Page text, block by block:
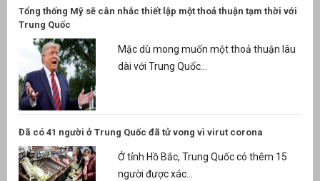
Tổng thống Mỹ sẽ cân nhắc thiết lập một thoả thuận tạm thời với
Trung Quốc
Mặc dù mong muốn một thoả thuận lâu
dài với Trung Quốc...
Đã có 41 người ở Trung Quốc đã tử vong vì virut corona
Ở tỉnh Hồ Bắc, Trung Quốc có thêm 15
người được xác...